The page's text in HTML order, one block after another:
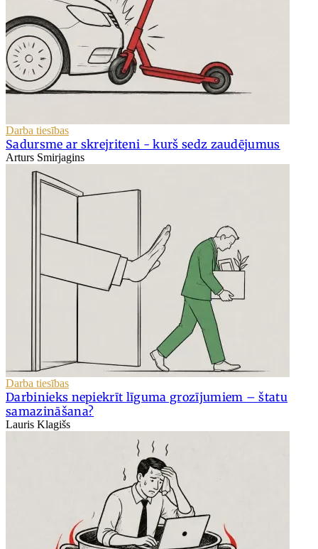
Darba tiesības
Sadursme ar skrejriteni - kurš sedz zaudējumus
Arturs Smirjagins
Darba tiesības
Darbinieks nepiekrīt līguma grozījumiem – štatu
samazināšana?
Lauris Klagišs